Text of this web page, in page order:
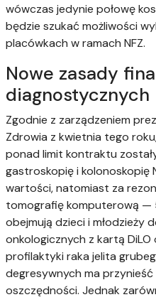
wówczas jedynie połowę
będzie szukać możliwości
placówkach w ramach NFZ.
Nowe zasady
diagnostycznych
Zgodnie z zarządzeniem
Zdrowia z kwietnia tego
ponad limit kontraktu
gastroskopię i kolonoskopię
wartości, natomiast za
tomografię komputerową —
obejmują dzieci i młodzieży
onkologicznych z kartą
profilaktyki raka jelita
degresywnych ma przynieść
oszczędności. Jednak